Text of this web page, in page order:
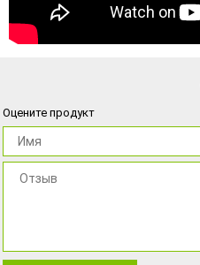
Оцените продукт